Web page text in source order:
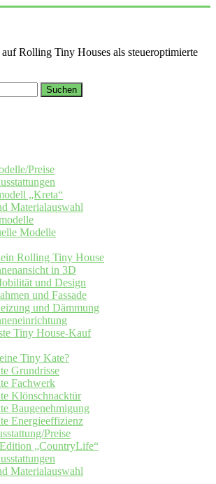
Rolling Tiny Houses als steueroptimierte
Preise
„Kreta“
Materialauswahl
Modelle
Rolling Tiny House
in 3D
und Design
und Fassade
und Dämmung
Tiny House-Kauf
Tiny Kate?
Grundrisse
Fachwerk
Klönschnacktür
Baugenehmigung
Energieeffizienz
Preise
„CountryLife“
Materialauswahl